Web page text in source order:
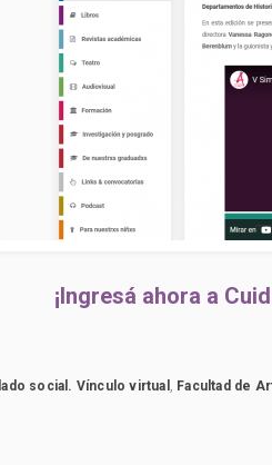
¡Ingresá ahora a
social. Vínculo virtual , Facultad de